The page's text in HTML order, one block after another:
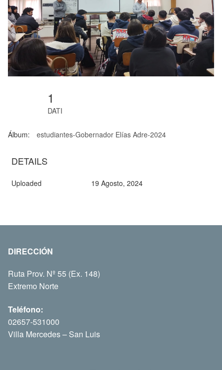
1
DATI
Álbum: estudiantes-Gobernador Elías Adre-2024
DETAILS
Uploaded 19 Agosto, 2024
DIRECCIÓN
Ruta Prov. Nº 55 (Ex. 148)
Extremo Norte
Teléfono:
02657-531000
Villa Mercedes – San Luis